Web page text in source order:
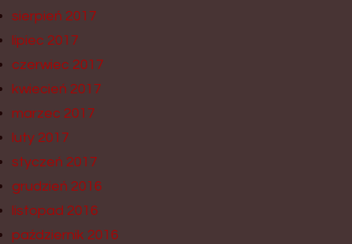
sierpień 2017
lipiec 2017
czerwiec 2017
kwiecień 2017
marzec 2017
luty 2017
styczeń 2017
grudzień 2016
listopad 2016
październik 2016